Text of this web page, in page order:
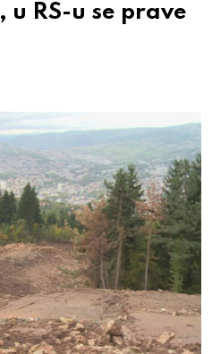
RS-u se prave